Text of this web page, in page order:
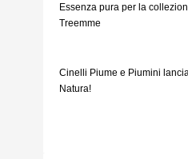
Essenza pura per la
Treemme
Cinelli Piume e Piumini
Natura!